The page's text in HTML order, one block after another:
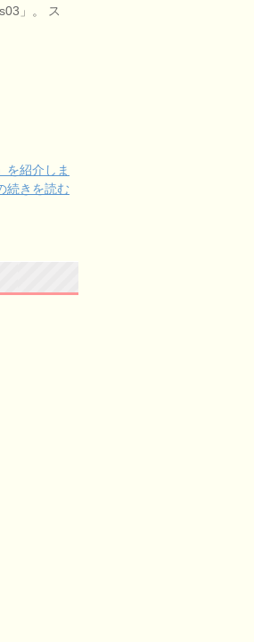
」。 ス
を紹介しま
続きを読む